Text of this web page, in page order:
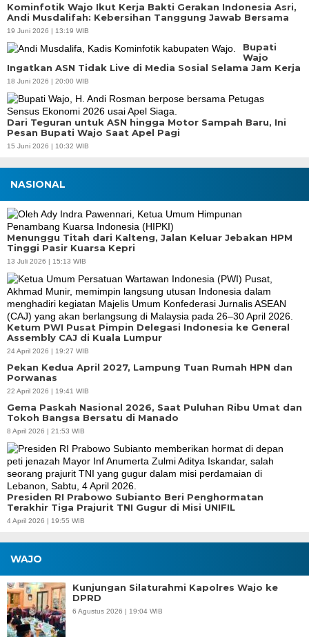
Kominfotik Wajo Ikut Kerja Bakti Gerakan Indonesia Asri,
Andi Musdalifah: Kebersihan Tanggung Jawab Bersama
19 Juni 2026 | 13:19 WIB
Bupati
Wajo
Ingatkan ASN Tidak Live di Media Sosial Selama Jam Kerja
18 Juni 2026 | 20:00 WIB
Dari Teguran untuk ASN hingga Motor Sampah Baru, Ini
Pesan Bupati Wajo Saat Apel Pagi
15 Juni 2026 | 10:32 WIB
NASIONAL
Menunggu Titah dari Kalteng, Jalan Keluar Jebakan HPM
Tinggi Pasir Kuarsa Kepri
13 Juli 2026 | 15:13 WIB
Ketum PWI Pusat Pimpin Delegasi Indonesia ke General
Assembly CAJ di Kuala Lumpur
24 April 2026 | 19:27 WIB
Pekan Kedua April 2027, Lampung Tuan Rumah HPN dan
Porwanas
22 April 2026 | 19:41 WIB
Gema Paskah Nasional 2026, Saat Puluhan Ribu Umat dan
Tokoh Bangsa Bersatu di Manado
8 April 2026 | 21:53 WIB
Presiden RI Prabowo Subianto Beri Penghormatan
Terakhir Tiga Prajurit TNI Gugur di Misi UNIFIL
4 April 2026 | 19:55 WIB
WAJO
Kunjungan Silaturahmi Kapolres Wajo ke
DPRD
6 Agustus 2026 | 19:04 WIB